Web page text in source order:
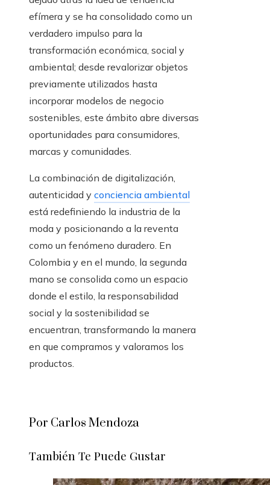
efímera y se ha consolidado como un
verdadero impulso para la
transformación económica, social y
ambiental; desde revalorizar objetos
previamente utilizados hasta
incorporar modelos de negocio
sostenibles, este ámbito abre diversas
oportunidades para consumidores,
marcas y comunidades.
La combinación de digitalización,
autenticidad y conciencia ambiental
está redefiniendo la industria de la
moda y posicionando a la reventa
como un fenómeno duradero. En
Colombia y en el mundo, la segunda
mano se consolida como un espacio
donde el estilo, la responsabilidad
social y la sostenibilidad se
encuentran, transformando la manera
en que compramos y valoramos los
productos.
Por Carlos Mendoza
También Te Puede Gustar